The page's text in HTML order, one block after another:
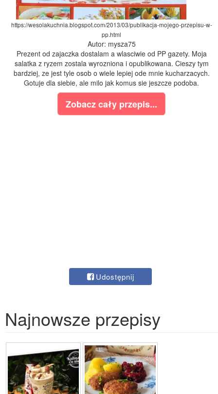
https://wesolakuchnia.blogspot.com/2013/03/publikacja-mojego-przepisu-w-
pp.html
Autor: mysza75
Prezent od zajaczka dostalam a wlasciwie od PP gazety. Moja
salatka z ryzem zostala wyrozniona i opublikowana. Cieszy tym
bardziej, ze jest tyle osob o wiele lepiej ode mnie kucharzacych.
Gotuje dla siebie, ale milo jak komus sie jeszcze podoba.
Zobacz cały przepis...
Udostępnij
Najnowsze przepisy